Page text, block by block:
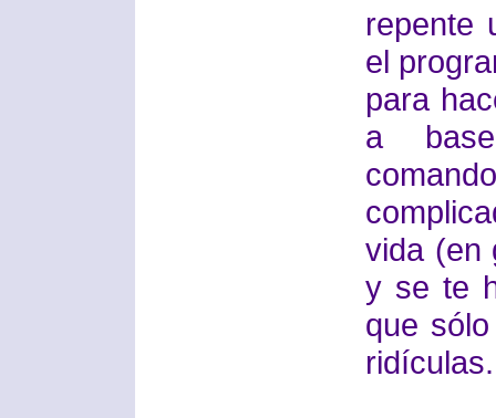
repente
el
para
a
vida (en
y se te
que
ridículas.